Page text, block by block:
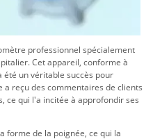
professionnel spécialement
Cet appareil, conforme à
un véritable succès pour
reçu des commentaires de clients
ce qui l'a incitée à approfondir ses
forme de la poignée, ce qui la